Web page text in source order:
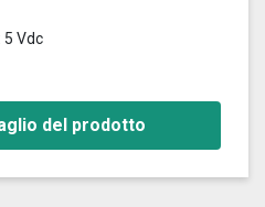
Vdc
del prodotto